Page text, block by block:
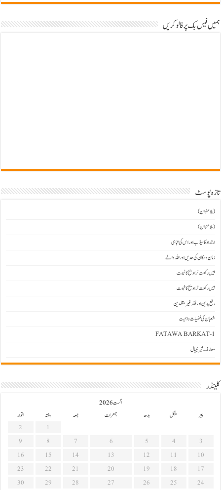
ہمیں فیس بک پر فالو کریں
تازہ پوسٹ
(بلاعنوان)
(بلاعنوان)
ارتداد کا سیلاب اور اس کی تباہی
زمان و مکان کی حدیں اور اللہ والے
بیس رکعت تراویح کا ثبوت
بیس رکعت تراویح کا ثبوت
رفع یدین اور فتنہ غیرمقلدین
شعبان کی فضیلت و اہمیت
FATAWA BARKAT-1
معارف شیرنیپال
کلینڈر
اگست 2026
پیر
منگل بدھ جمعرات جمعہ ہفتہ
اتوار
1
2
3
4
5
6
7
8
9
10
11
12
13
14
15
16
17
18
19
20
21
22
23
24
25
26
27
28
29
30